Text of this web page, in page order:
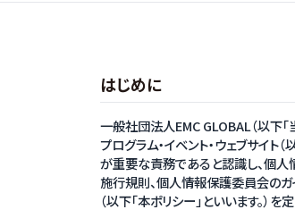
はじめに
一般社団法人EMC GLOBAL（以下「
プログラム・イベント・ウェブサイト
が重要な責務であると認識し、個人
施行規則、個人情報保護委員会のガ
（以下「本ポリシー」といいます。）